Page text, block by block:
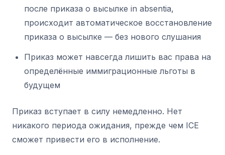
после приказа о высылке in absentia,
происходит автоматическое восстановление
приказа о высылке — без нового слушания
Приказ может навсегда лишить вас права на
определённые иммиграционные льготы в
будущем
Приказ вступает в силу немедленно. Нет
никакого периода ожидания, прежде чем ICE
сможет привести его в исполнение.